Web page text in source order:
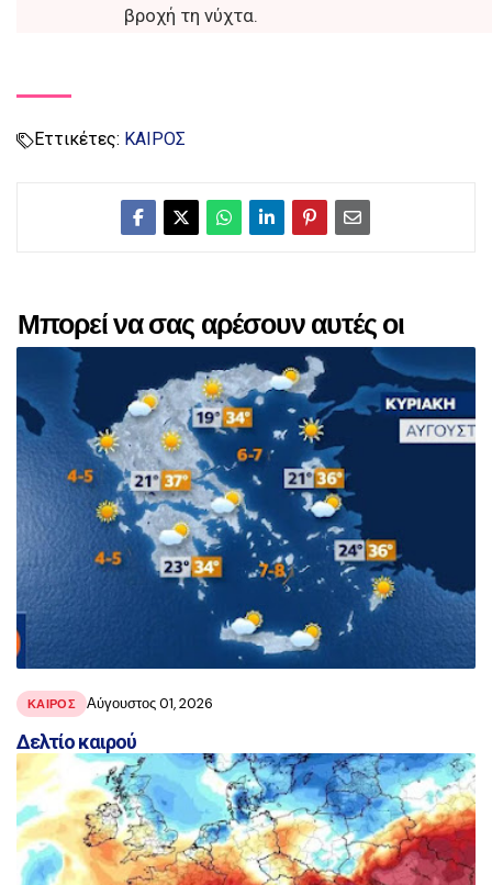
βροχή τη νύχτα.
Εττικέτες: ΚΑΙΡΟΣ
Μπορεί να σας αρέσουν αυτές οι
αναρτήσεις
ΚΑΙΡΟΣ Αύγουστος 01, 2026
Δελτίο καιρού